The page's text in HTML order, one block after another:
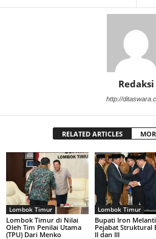
Redaksi
http://
RELATED ARTICLES
Lombok Timur
Lombok Timur di Nilai
Oleh Tim Penilai Utama
(TPU) Dari Menko
Lombok Timur
Bupati Iron
Pejabat Struktural
II dan III